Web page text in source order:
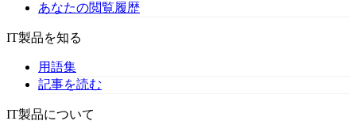
あなたの閲覧履歴
IT製品を知る
用語集
記事を読む
IT製品について